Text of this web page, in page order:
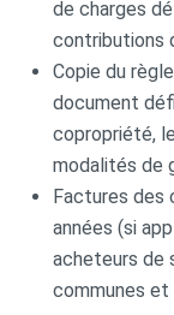
de charges
contributions
Copie du
document
copropriété,
modalités de
Factures des
années (si
acheteurs de
communes et